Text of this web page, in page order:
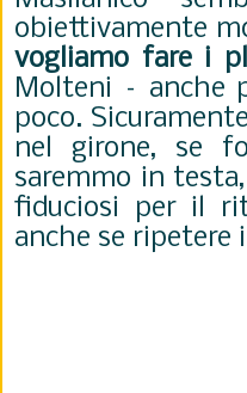
obiettivamente
vogliamo fare i
Molteni – anche
poco.
nel girone, se
saremmo in
fiduciosi per il
anche se ripetere